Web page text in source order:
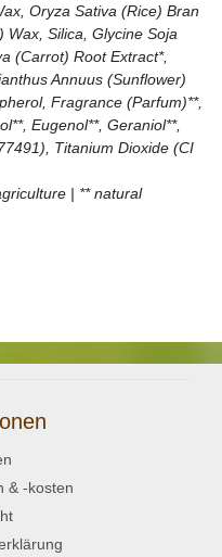
Oryza Sativa (Rice) Bran
Wax, Silica, Glycine Soja
(Carrot) Root Extract*,
Annuus (Sunflower)
Fragrance (Parfum)**,
Eugenol**, Geraniol**,
Titanium Dioxide (CI
| ** natural
& -kosten